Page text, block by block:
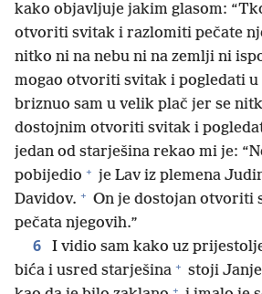
kako objavljuje jakim glasom:
otvoriti svitak i razlomiti pečate
nitko ni na nebu ni na zemlji ni
mogao otvoriti svitak i pogledati u
briznuo sam u velik plač jer se
dostojnim otvoriti svitak i
jedan od starješina rekao mi je:
pobijedio + je Lav iz plemena
Davidov. + On je dostojan otvoriti
pečata njegovih.”
6 I vidio sam kako uz
bića i usred starješina + stoji Janje
+